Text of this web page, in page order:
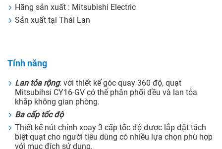
Hãng sản xuất : Mitsubishi Electric
Sản xuất tại Thái Lan
Tính năng
Lan tỏa rộng: với thiết kế góc quay 360 độ, quạt
Mitsubihsi CY16-GV có thể phân phối đều và lan tỏa
khắp không gian phòng.
Ba cấp tốc độ
Thiết kế nút chỉnh xoay 3 cấp tốc độ được lắp đặt tách
biệt quạt cho người tiêu dùng có nhiều lựa chọn phù hợp
với muc đích sử dụng.